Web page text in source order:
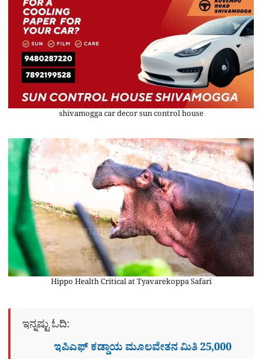
shivamogga car decor sun control house
Hippo Health Critical at Tyavarekoppa Safari
ಇನ್ನಷ್ಟು ಓದಿ:
ಇಪಿಎಫ್ ಕಡ್ಡಾಯ ಮೂಲವೇತನ ಮಿತಿ 25,000